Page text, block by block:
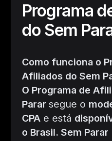
Programa
do Sem
Como funciona o
Afiliados do Sem
O Programa de
Parar segue o
CPAe está
o Brasil. Sem Parar